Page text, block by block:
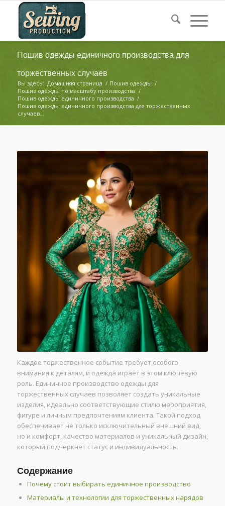
Пошив одежды единичного производства для
торжественных случаев
Вы здесь: Домашняя страница / Пошив одежды /
Пошив одежды по масштабу производства /
Пошив одежды единичного производства /
Пошив одежды единичного производства для торжественных
случаев...
Каждое торжественное событие требует особого
внимания к деталям, и одежда играет в этом ключевую
роль. Единичное производство одежды для
торжественных случаев позволяет создать уникальные
изделия, идеально соответствующие стилю мероприятия,
фигуре и личным предпочтениям клиента. Такой подход
обеспечивает не только исключительный внешний вид,
но и комфорт, качество материалов и уникальный дизайн,
который подчеркнет статус и индивидуальность.
Содержание
Почему стоит выбирать единичное производство
Материалы и технологии для торжественных нарядов